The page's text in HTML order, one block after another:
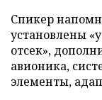
Спикер
установлены
отсек»,
авионика,
элементы,